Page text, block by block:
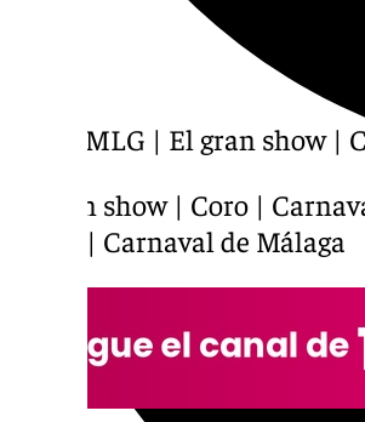
COACMLG | El gran show |
El gran show | Coro |
ESAD | Carnaval de Málaga